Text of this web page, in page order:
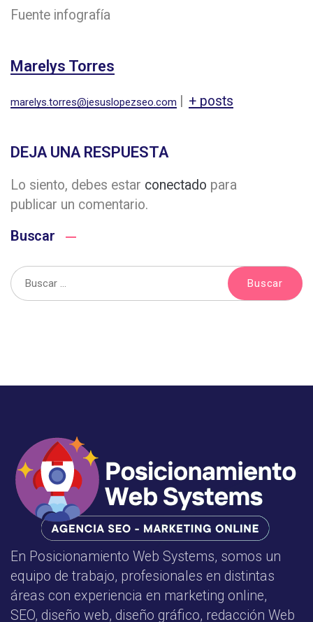
Fuente infografía
Marelys Torres
marelys.torres@jesuslopezseo.com + posts
DEJA UNA RESPUESTA
Lo siento, debes estar conectado para
publicar un comentario.
Buscar
En Posicionamiento Web Systems, somos un
equipo de trabajo, profesionales en distintas
áreas con experiencia en marketing online,
SEO, diseño web, diseño gráfico, redacción Web